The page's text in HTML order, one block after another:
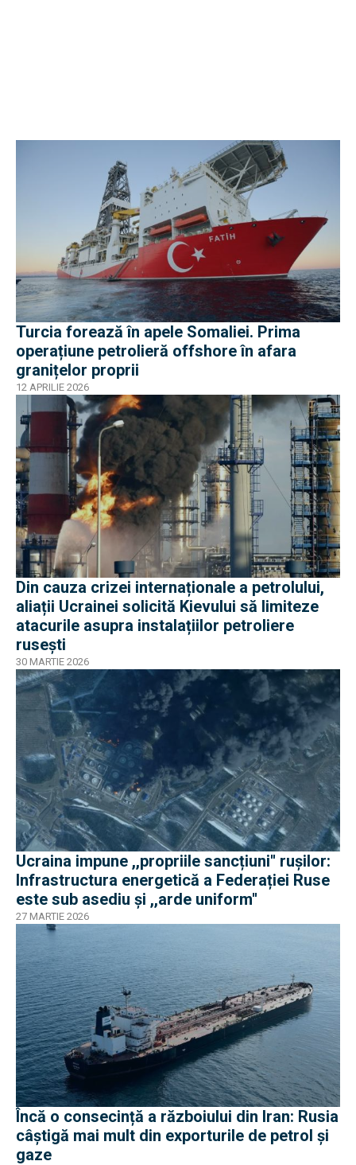
Turcia forează în apele Somaliei. Prima
operațiune petrolieră offshore în afara
granițelor proprii
12 APRILIE 2026
Din cauza crizei internaționale a petrolului,
aliații Ucrainei solicită Kievului să limiteze
atacurile asupra instalațiilor petroliere
rusești
30 MARTIE 2026
Ucraina impune ,,propriile sancțiuni'' ruşilor:
Infrastructura energetică a Federației Ruse
este sub asediu şi ,,arde uniform''
27 MARTIE 2026
Încă o consecință a războiului din Iran: Rusia
câștigă mai mult din exporturile de petrol și
gaze